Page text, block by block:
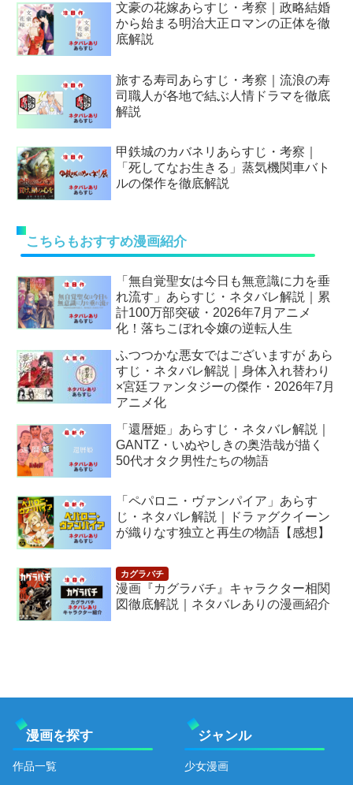
文豪の花嫁あらすじ・考察｜政略結婚
から始まる明治大正ロマンの正体を徹
底解説
旅する寿司あらすじ・考察｜流浪の寿
司職人が各地で結ぶ人情ドラマを徹底
解説
甲鉄城のカバネリあらすじ・考察｜
「死してなお生きる」蒸気機関車バト
ルの傑作を徹底解説
こちらもおすすめ漫画紹介
「無自覚聖女は今日も無意識に力を垂
れ流す」あらすじ・ネタバレ解説｜累
計100万部突破・2026年7月アニメ
化！落ちこぼれ令嬢の逆転人生
ふつつかな悪女ではございますが あら
すじ・ネタバレ解説｜身体入れ替わり
×宮廷ファンタジーの傑作・2026年7月
アニメ化
「還暦姫」あらすじ・ネタバレ解説｜
GANTZ・いぬやしきの奥浩哉が描く
50代オタク男性たちの物語
「ペパロニ・ヴァンパイア」あらす
じ・ネタバレ解説｜ドラァグクイーン
が織りなす独立と再生の物語【感想】
漫画『カグラバチ』キャラクター相関
図徹底解説｜ネタバレありの漫画紹介
漫画を探す
作品一覧
ジャンル
少女漫画